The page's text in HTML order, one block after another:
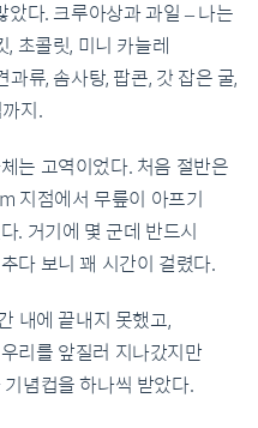
았다. 크루아상과 과일 – 나는
초콜릿, 미니 카늘레
류, 솜사탕, 팝콘, 갓 잡은 굴,
지.
는 고역이었다. 처음 절반은
지점에서 무릎이 아프기
. 거기에 몇 군데 반드시
다 보니 꽤 시간이 걸렸다.
내에 끝내지 못했고,
리를 앞질러 지나갔지만
념컵을 하나씩 받았다.